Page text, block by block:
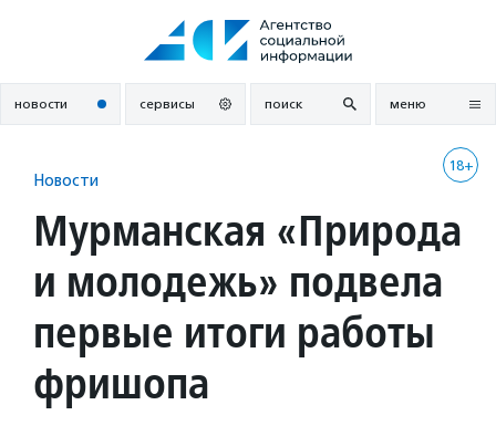
новости сервисы поиск меню
18+
Новости
Мурманская «Природа
и молодежь» подвела
первые итоги работы
фришопа